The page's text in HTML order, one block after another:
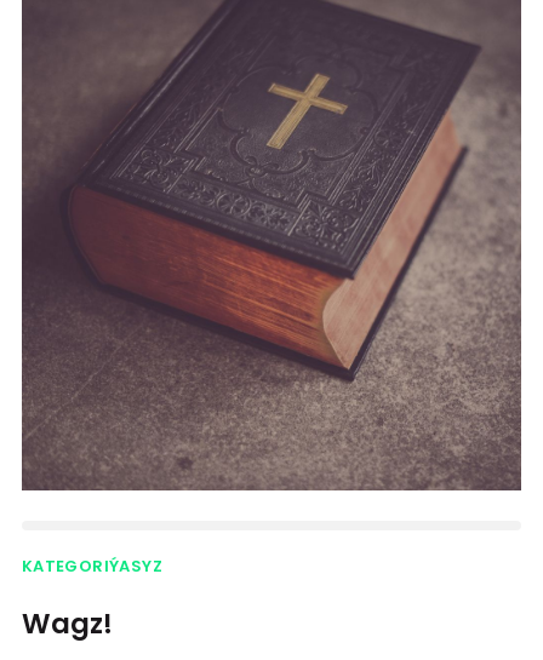
KATEGORIÝASYZ
Wagz!